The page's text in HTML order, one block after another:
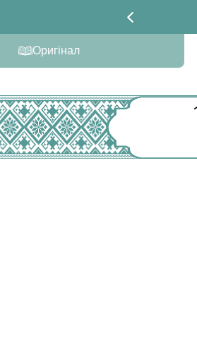
Оригінал